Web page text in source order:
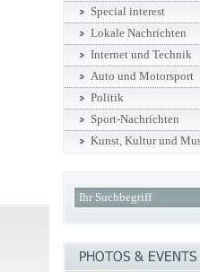
Special interest
Lokale Nachrichten
Internet und Technik
Auto und Motorsport
Politik
Sport-Nachrichten
Kunst, Kultur und